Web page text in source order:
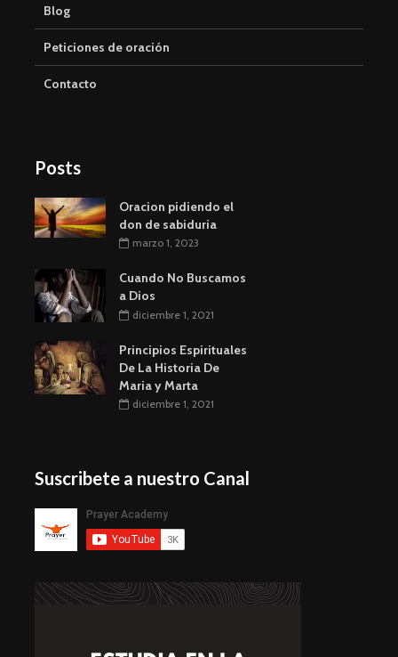
Blog
Peticiones de oración
Contacto
Posts
Oracion pidiendo el
don de sabiduria
marzo 1, 2023
Cuando No Buscamos
a Dios
diciembre 1, 2021
Principios Espirituales
De La Historia De
Maria y Marta
diciembre 1, 2021
Suscribete a nuestro Canal